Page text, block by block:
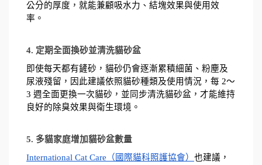
公分的厚度，就能兼顧吸水力、結塊效果與使用效
率。
4. 定期全面換砂並清洗貓砂盆
即使每天都有鏟砂，貓砂仍會逐漸累積細菌、粉塵及
尿液殘留，因此建議依照貓砂種類及使用情況，每 2～
3 週全面更換一次貓砂，並同步清洗貓砂盆，才能維持
良好的除臭效果與衛生環境。
5. 多貓家庭增加貓砂盆數量
International Cat Care（國際貓科照護協會） 也建議，